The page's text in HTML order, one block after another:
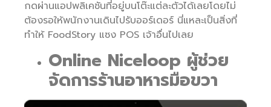
กดผ่านแอปพลิเคชันที่อยู่บนโต๊ะแต่ละตัวได้เลยโดยไม่
ต้องรอให้พนักงานเดินไปรับออร์เดอร์ นี่แหละเป็นสิ่งที่
ทำให้ FoodStory แซง POS เจ้าอื่นไปเลย
Online Niceloop ผู้ช่วย
จัดการร้านอาหารมือขวา